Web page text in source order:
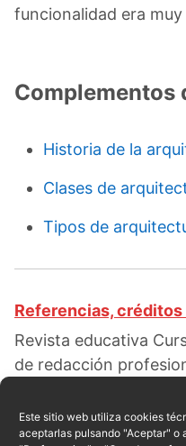
Este sitio web utiliza cookies
aceptarlas pulsando "Aceptar" o
funcionalidad era
Complementos
Historia de la
Clases de
Tipos de
Referencias,
Revista educativa
de redacción
Escrito por:Hocha
fecha 08, 2026,